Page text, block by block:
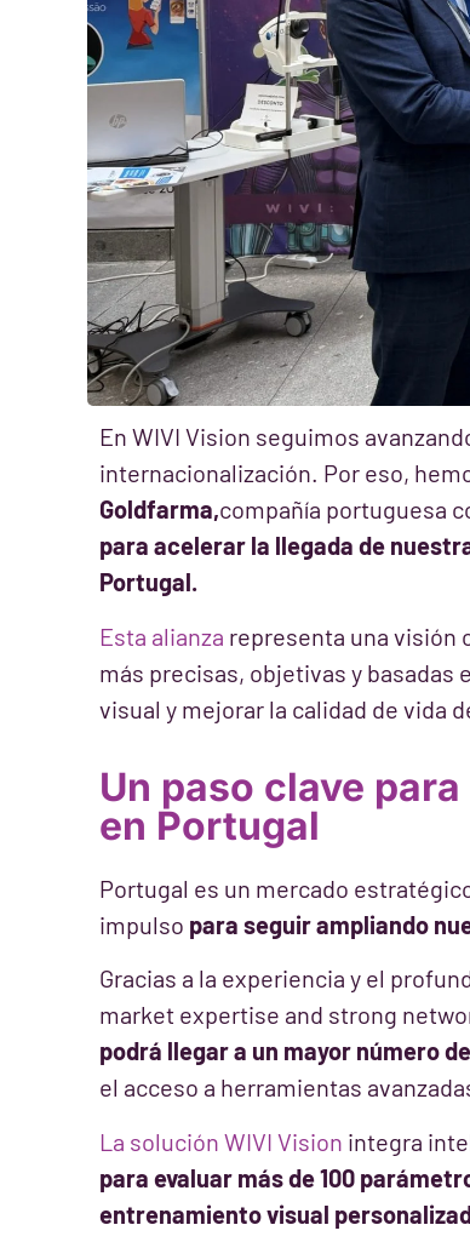
En WIVI Vision seguimos
internacionalización. Por eso,
Goldfarma,compañía portuguesa
para acelerar la llegada de
Portugal.
Esta alianza representa una visión
más precisas, objetivas y basadas
visual y mejorar la calidad de vida
Un paso clave
en Portugal
Portugal es un mercado
impulso para seguir ampliando
Gracias a la experiencia y el
market expertise and strong
podrá llegar a un mayor número
el acceso a herramientas
La solución WIVI Vision integra
para evaluar más de 100
entrenamiento visual